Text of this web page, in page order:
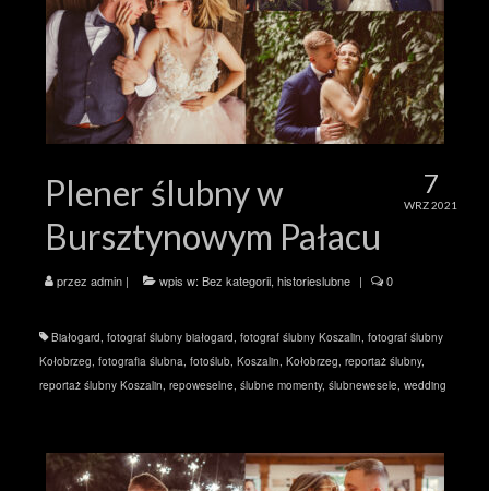
7
WRZ 2021
Plener ślubny w
Bursztynowym Pałacu
przez admin | wpis w: Bez kategorii, historieslubne | 0
Białogard, fotograf ślubny białogard, fotograf ślubny Koszalin, fotograf ślubny
Kołobrzeg, fotografia ślubna, fotoślub, Koszalin, Kołobrzeg, reportaż ślubny,
reportaż ślubny Koszalin, repoweselne, ślubne momenty, ślubnewesele, wedding